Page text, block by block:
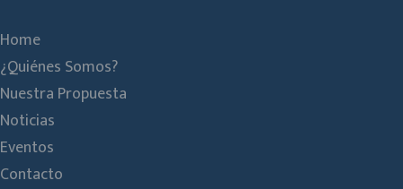
Home
¿Quiénes Somos?
Nuestra Propuesta
Noticias
Eventos
Contacto